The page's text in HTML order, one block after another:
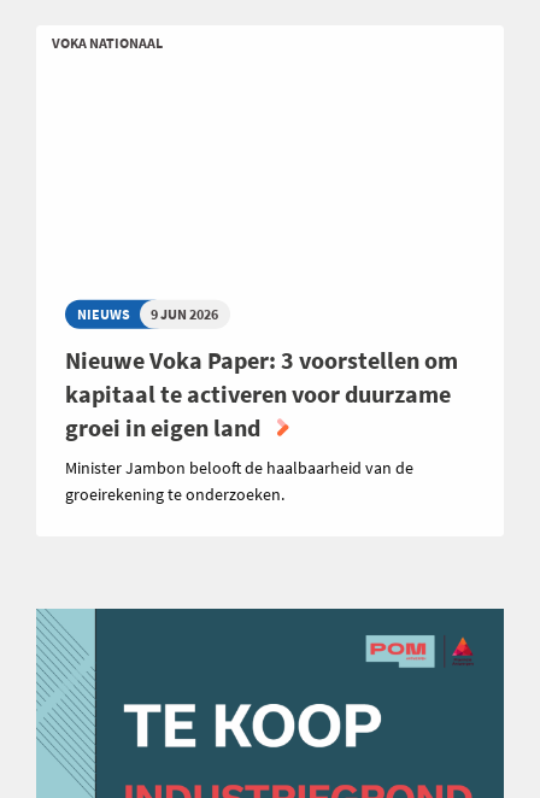
VOKA NATIONAAL
NIEUWS 9 JUN 2026
Nieuwe Voka Paper: 3 voorstellen om
kapitaal te activeren voor duurzame
groei in eigen land
Minister Jambon belooft de haalbaarheid van de
groeirekening te onderzoeken.